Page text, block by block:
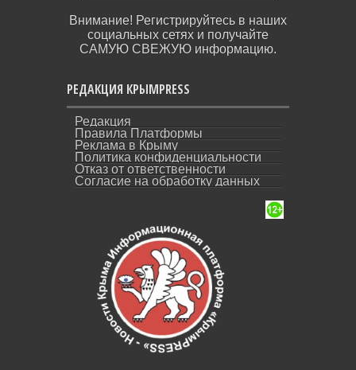
Внимание! Регистрируйтесь в наших
социальных сетях и получайте
САМУЮ СВЕЖУЮ информацию.
РЕДАКЦИЯ КРЫМPRESS
Редакция
Правила Платформы
Реклама в Крыму
Политика конфиденциальности
Отказ от ответственности
Согласие на обработку данных